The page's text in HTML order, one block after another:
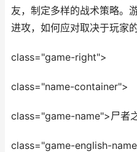
友，制定多样的战术策略。
进攻，如何应对取决于玩家的
class="game-right">
class="name-container">
class="game-name">尸者
class="game-english-